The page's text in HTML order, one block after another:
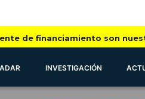
de financiamiento son
INVESTIGACIÓN